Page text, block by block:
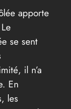
apporte
se sent
il n’a
En
les